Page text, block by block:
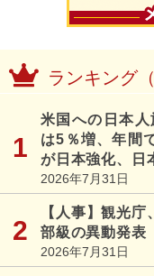
ランキング
米国への日本
は5％増、年間
が日本強化、日
2026年7月31日
【人事】観光
部級の異動発
2026年7月31日